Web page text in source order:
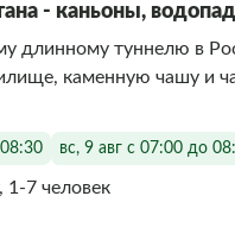
- каньоны,
длинному туннелю в
каменную чашу и
вс, 9 авг с 07:00 до
1-7 человек